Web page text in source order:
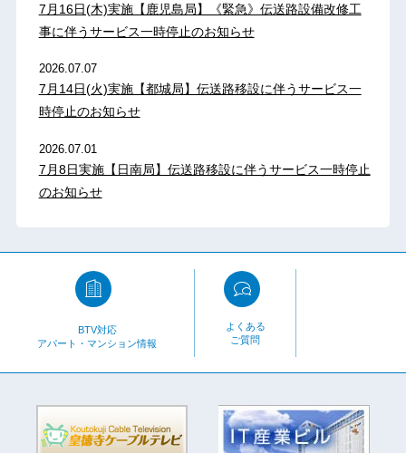
7月16日(木)実施【鹿児島局】《緊急》伝送路設備改修工
事に伴うサービス一時停止のお知らせ
2026.07.07
7月14日(火)実施【都城局】伝送路移設に伴うサービス一
時停止のお知らせ
2026.07.01
7月8日実施【日南局】伝送路移設に伴うサービス一時停止
のお知らせ
BTV対応
アパート・マンション情報
よくある
ご質問